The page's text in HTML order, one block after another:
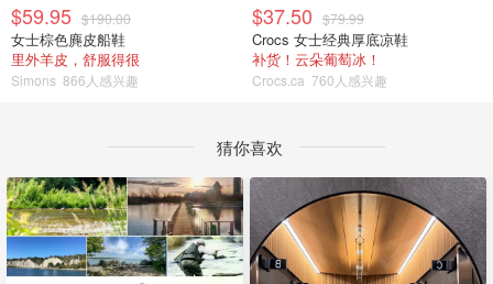
$59.95 $190.00
女士棕色麂皮船鞋
里外羊皮，舒服得很
Simons 866人感兴趣
$37.50 $79.99
Crocs 女士经典厚底凉鞋
补货！云朵葡萄冰！
Crocs.ca 760人感兴趣
猜你喜欢